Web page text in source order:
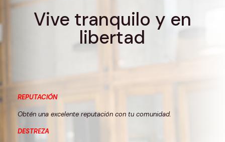
Vive tranquilo y en
libertad
REPUTACIÓN
Obtén una excelente reputación con tu comunidad.
DESTREZA